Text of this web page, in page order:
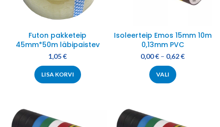
Futon pakketeip
45mm*50m läbipaistev
1,05€
LISA KORVI
Isoleerteip Emos 15mm 10m
0,13mm PVC
0,00€ – 0,62€
VALI